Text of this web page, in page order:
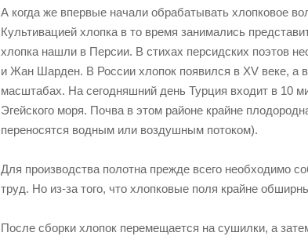
А когда же впервые начали обрабатывать хлопковое
Культивацией хлопка в то время занимались
хлопка нашли в Персии. В стихах персидских поэтов
и Жан Шарден. В России хлопок появился в XV веке, а
масштабах. На сегодняшний день Турция входит в 10
Эгейского моря. Почва в этом районе крайне
переносятся водным или воздушным потоком).
Для производства полотна прежде всего необходимо
труд. Но из-за того, что хлопковые поля крайне
После сборки хлопок перемещается на сушилки, а